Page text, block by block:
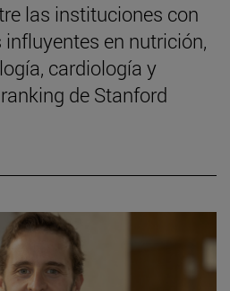
las instituciones con
en nutrición,
cardiología y
de Stanford